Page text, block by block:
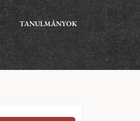
TANULMÁNYOK